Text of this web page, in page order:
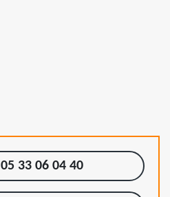
05 33 06 04 40